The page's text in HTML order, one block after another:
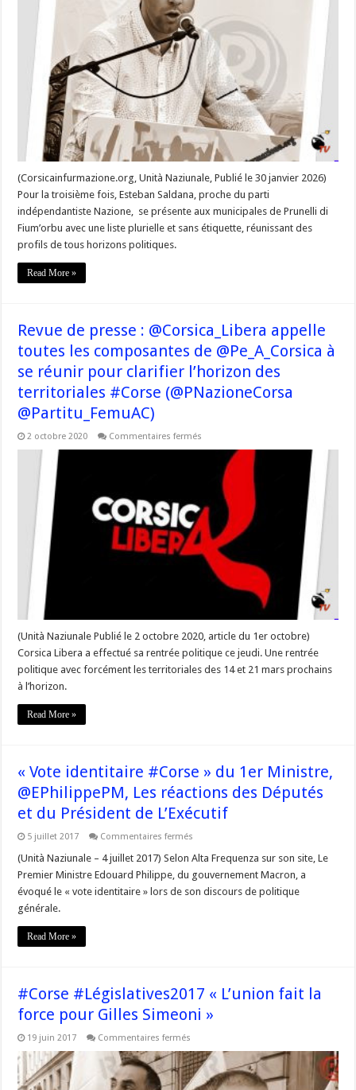
« Notre
commune,
notre
avenir,
notre
responsabilité »
(Corsicainfurmazione.org, Unità Naziunale, Publié le 30 janvier 2026)
Pour la troisième fois, Esteban Saldana, proche du parti
indépendantiste Nazione, se présente aux municipales de Prunelli di
Fium’orbu avec une liste plurielle et sans étiquette, réunissant des
profils de tous horizons politiques.
Read More »
Revue de presse : @Corsica_Libera appelle
toutes les composantes de @Pe_A_Corsica à
se réunir pour clarifier l’horizon des
territoriales #Corse (@PNazioneCorsa
@Partitu_FemuAC)
2 octobre 2020 Commentaires fermés
presse
@Corsica_Libera
appelle
toutes
les
composantes
de
@Pe_A_Corsica
à
se
réunir
des
territoriales
#Corse
(@PNazioneCorsa
(Unità Naziunale Publié le 2 octobre 2020, article du 1er octobre)
Corsica Libera a effectué sa rentrée politique ce jeudi. Une rentrée
politique avec forcément les territoriales des 14 et 21 mars prochains
à l’horizon.
Read More »
« Vote identitaire #Corse » du 1er Ministre,
@EPhilippePM, Les réactions des Députés
et du Président de L’Exécutif
5 juillet 2017 Commentaires fermés
identitaire
du
1er
Ministre,
de
L’Exécutif
(Unità Naziunale – 4 juillet 2017) Selon Alta Frequenza sur son site, Le
Premier Ministre Edouard Philippe, du gouvernement Macron, a
évoqué le « vote identitaire » lors de son discours de politique
générale.
Read More »
#Corse #Législatives2017 « L’union fait la
force pour Gilles Simeoni »
19 juin 2017 Commentaires fermés
#Législatives2017
« L’union
fait